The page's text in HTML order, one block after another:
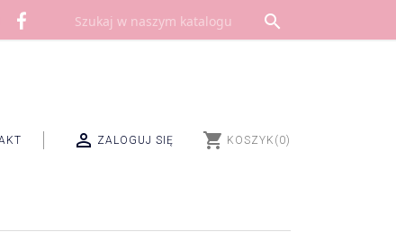

 ZALOGUJ SIĘ shopping_cart KOSZYK (0)